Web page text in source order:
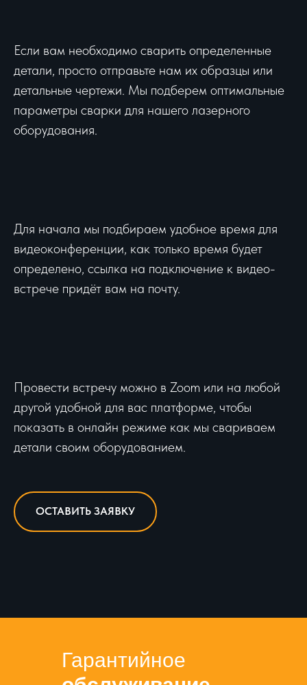
Если вам необходимо сварить определенные
детали, просто отправьте нам их образцы или
детальные чертежи. Мы подберем оптимальные
параметры сварки для нашего лазерного
оборудования.
Для начала мы подбираем удобное время для
видеоконференции, как только время будет
определено, ссылка на подключение к видео-
встрече придёт вам на почту.
Провести встречу можно в Zoom или на любой
другой удобной для вас платформе, чтобы
показать в онлайн режиме как мы свариваем
детали своим оборудованием.
ОСТАВИТЬ ЗАЯВКУ
Гарантийное